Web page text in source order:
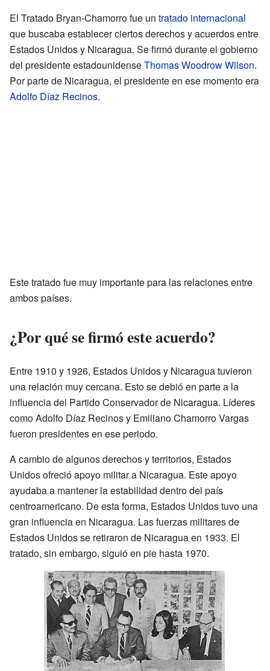
El Tratado Bryan-Chamorro fue un tratado internacional
que buscaba establecer ciertos derechos y acuerdos entre
Estados Unidos y Nicaragua. Se firmó durante el gobierno
del presidente estadounidenseThomas Woodrow Wilson.
Por parte de Nicaragua, el presidente en ese momento era
Adolfo Díaz Recinos.
Este tratado fue muy importante para las relaciones entre
ambos países.
¿Por qué se firmó este acuerdo?
Entre 1910 y 1926, Estados Unidos y Nicaragua tuvieron
una relación muy cercana. Esto se debió en parte a la
influencia del Partido Conservador de Nicaragua. Líderes
como Adolfo Díaz Recinos y Emiliano Chamorro Vargas
fueron presidentes en ese periodo.
A cambio de algunos derechos y territorios, Estados
Unidos ofreció apoyo militar a Nicaragua. Este apoyo
ayudaba a mantener la estabilidad dentro del país
centroamericano. De esta forma, Estados Unidos tuvo una
gran influencia en Nicaragua. Las fuerzas militares de
Estados Unidos se retiraron de Nicaragua en 1933. El
tratado, sin embargo, siguió en pie hasta 1970.